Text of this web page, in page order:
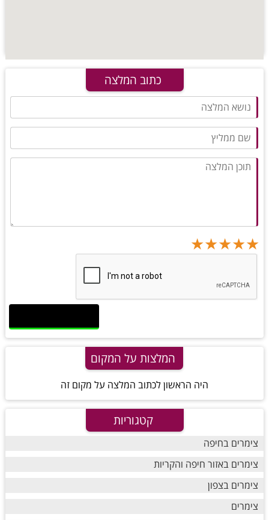
כתוב המלצה
★
★★
★★★
★★★★
★★★★★
המלצות על המקום
היה הראשון לכתוב המלצה על מקום זה
קטגוריות
צימרים בחיפה
צימרים באזור חיפה והקריות
צימרים בצפון
צימרים